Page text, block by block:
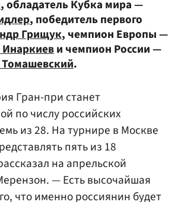
, обладатель Кубка мира —
, победитель первого
Грищук, чемпион Европы —
Инаркиеви чемпион России —
Томашевский.
Гран-при станет
по числу российских
из 28. На турнире в Москве
пять из 18
на апрельской
— Есть высочайшая
что именно россиянин будет